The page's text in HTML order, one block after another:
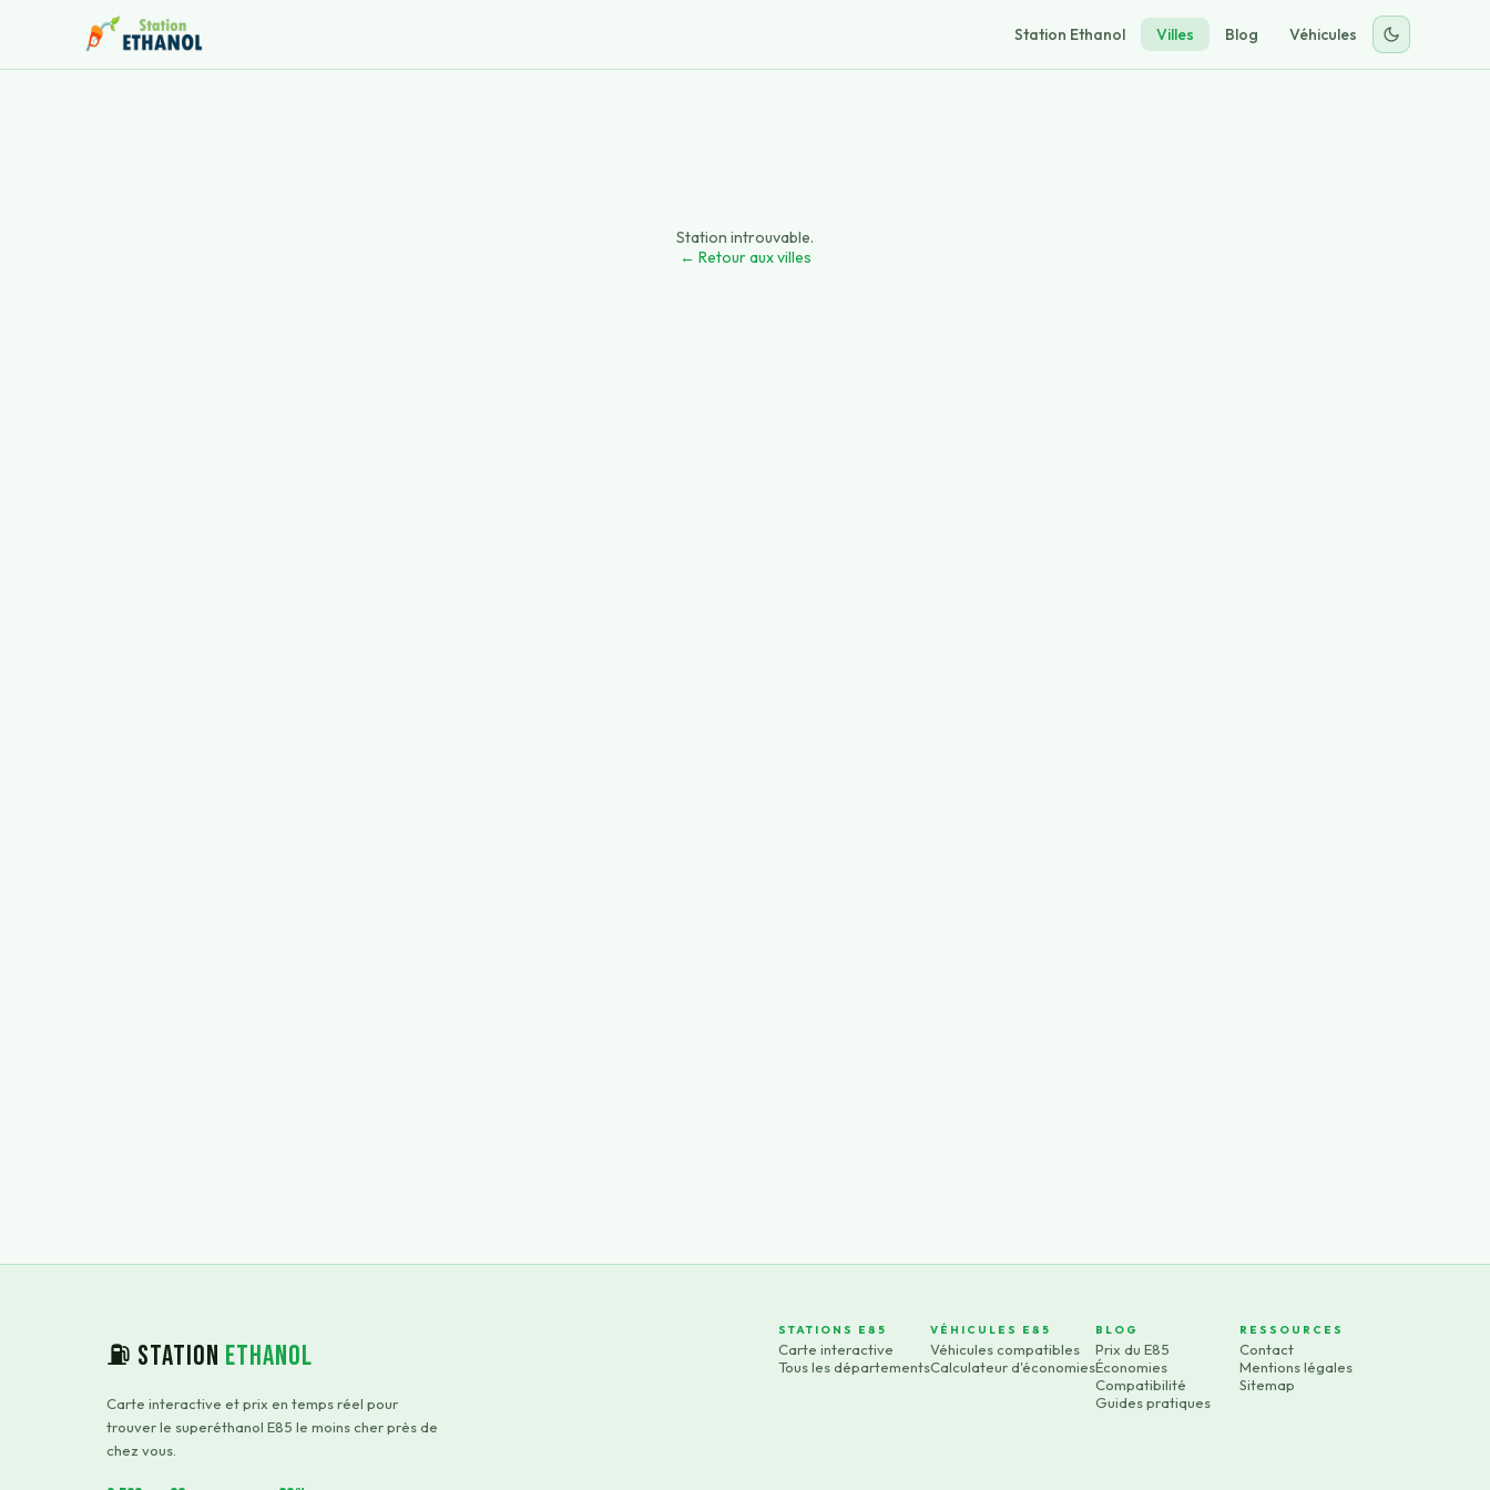
Station Ethanol Villes Blog Véhicules
Station introuvable.
← Retour aux villes
⛽ Station Ethanol
Carte interactive et prix en temps réel pour
trouver le superéthanol E85 le moins cher près de
chez vous.
STATIONS E85
Carte interactive
Tous les départements
VÉHICULES E85
Véhicules compatibles
Calculateur d'économies
BLOG
Prix du E85
Économies
Compatibilité
Guides pratiques
RESSOURCES
Contact
Mentions légales
Sitemap